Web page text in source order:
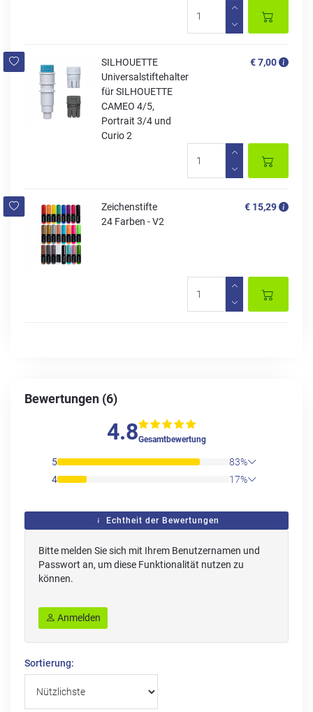
SILHOUETTE
Universalstiftehalter
für SILHOUETTE
CAMEO 4/5,
Portrait 3/4 und
Curio 2
€ 7,00
Zeichenstifte
24 Farben - V2
€ 15,29
Bewertungen (6)
4.8Gesamtbewertung
5
83%
4
17%
Echtheit der Bewertungen
Bitte melden Sie sich mit Ihrem Benutzernamen und
Passwort an, um diese Funktionalität nutzen zu
können.
Anmelden
Sortierung: